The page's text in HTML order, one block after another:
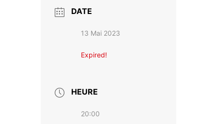
DATE
13 Mai 2023
Expired!
HEURE
20:00